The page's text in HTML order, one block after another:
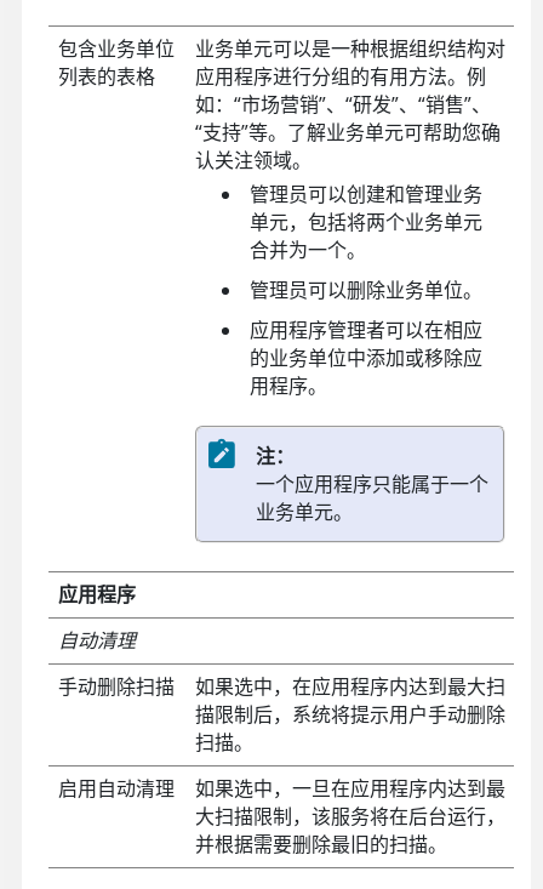
包含业务单位
列表的表格
业务单元可以是一种根据组织结构对
应用程序进行分组的有用方法。例
如：“市场营销”、“研发”、“销售”、
“支持”等。了解业务单元可帮助您确
认关注领域。
管理员可以创建和管理业务
单元，包括将两个业务单元
合并为一个。
管理员可以删除业务单位。
应用程序管理者可以在相应
的业务单位中添加或移除应
用程序。
注：
一个应用程序只能属于一个
业务单元。
应用程序
自动清理
手动删除扫描
如果选中，在应用程序内达到最大扫
描限制后，系统将提示用户手动删除
扫描。
启用自动清理
如果选中，一旦在应用程序内达到最
大扫描限制，该服务将在后台运行，
并根据需要删除最旧的扫描。